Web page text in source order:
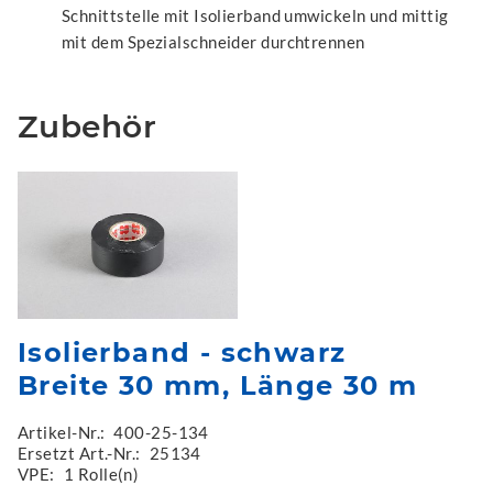
Schnittstelle mit Isolierband umwickeln und mittig
mit dem Spezialschneider durchtrennen
Zubehör
Isolierband - schwarz
Breite 30 mm, Länge 30 m
Artikel-Nr.: 400-25-134
Ersetzt Art.-Nr.:
25134
VPE:
1 Rolle(n)